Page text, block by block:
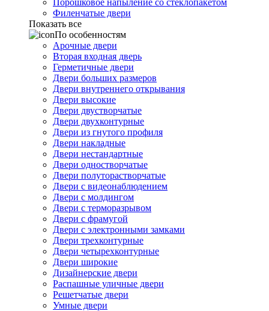
Порошковое напыление со стеклопакетом
Филенчатые двери
Показать все
По особенностям
Арочные двери
Вторая входная дверь
Герметичные двери
Двери больших размеров
Двери внутреннего открывания
Двери высокие
Двери двустворчатые
Двери двухконтурные
Двери из гнутого профиля
Двери накладные
Двери нестандартные
Двери одностворчатые
Двери полуторастворчатые
Двери с видеонаблюдением
Двери с молдингом
Двери с терморазрывом
Двери с фрамугой
Двери с электронными замками
Двери трехконтурные
Двери четырехконтурные
Двери широкие
Дизайнерские двери
Распашные уличные двери
Решетчатые двери
Умные двери